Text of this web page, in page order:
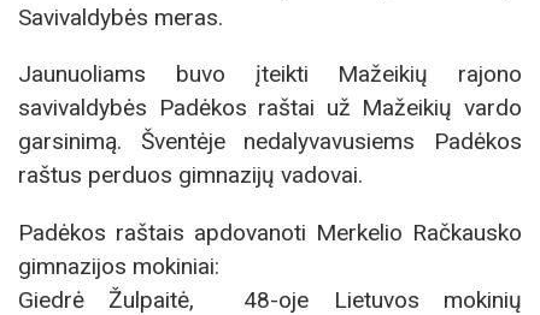
Savivaldybės meras.
Jaunuoliams buvo įteikti Mažeikių rajono
savivaldybės Padėkos raštai už Mažeikių vardo
garsinimą. Šventėje nedalyvavusiems Padėkos
raštus perduos gimnazijų vadovai.
Padėkos raštais apdovanoti Merkelio Račkausko
gimnazijos mokiniai:
Giedrė Žulpaitė, 48-oje Lietuvos mokinių